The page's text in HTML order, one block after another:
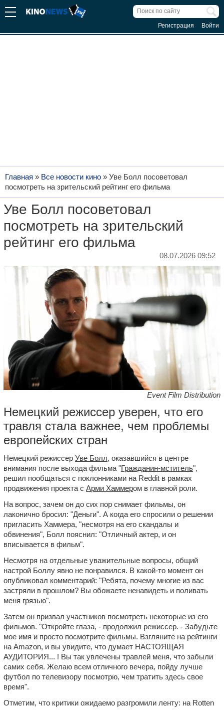
Регистрация Войти
Главная » Все новости кино » Уве Болл посоветовал
посмотреть на зрительский рейтинг его фильма
Уве Болл посоветовал
посмотреть на зрительский
рейтинг его фильма
08.07.2026 09:52
Event Film Distribution
Немецкий режиссер уверен, что его
травля стала важнее, чем проблемы
европейских стран
Немецкий режиссер Уве Болл, оказавшийся в центре
внимания после выхода фильма "Гражданин-мститель",
решил пообщаться с поклонниками на Reddit в рамках
продвижения проекта с Арми Хаммером в главной роли.
На вопрос, зачем он до сих пор снимает фильмы, он
лаконично бросил: "Деньги". А когда его спросили о решении
пригласить Хаммера, "несмотря на его скандалы и
обвинения", Болл пояснил: "Отличный актер, и он
вписывается в фильм".
Несмотря на отдельные уважительные вопросы, общий
настрой Боллу явно не понравился. В какой-то момент он
опубликовал комментарий: "Ребята, почему многие из вас
застряли в прошлом? Вы обожаете ненавидеть и поливать
меня грязью".
Затем он призвал участников посмотреть некоторые из его
фильмов. "Откройте глаза, - продолжил режиссер. - Забудьте
мое имя и просто посмотрите фильмы. Взгляните на рейтинги
на Amazon, и вы увидите, что думает НАСТОЯЩАЯ
АУДИТОРИЯ... ! Вы так увлечены травлей меня, что забыли
самих себя. Желаю всем отличного вечера, пойду лучше
футбол по телевизору посмотрю, чем тратить здесь свое
время".
Отметим, что критики ожидаемо разгромили ленту: на Rotten